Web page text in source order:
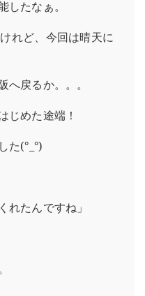
したなぁ。
れど、今回は晴天に
へ戻るか。。。
じめた途端！
た(°_°)
れたんですね」